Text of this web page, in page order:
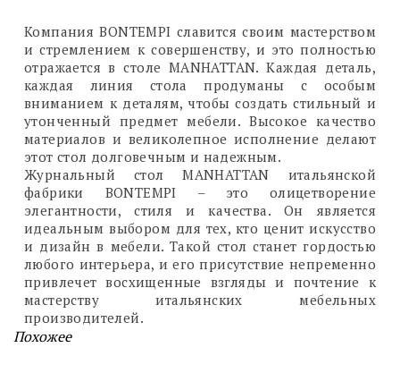
Компания BONTEMPI славится своим мастерством
и стремлением к совершенству, и это полностью
отражается в столе MANHATTAN. Каждая деталь,
каждая линия стола продуманы с особым
вниманием к деталям, чтобы создать стильный и
утонченный предмет мебели. Высокое качество
материалов и великолепное исполнение делают
этот стол долговечным и надежным.
Журнальный стол MANHATTAN итальянской
фабрики BONTEMPI – это олицетворение
элегантности, стиля и качества. Он является
идеальным выбором для тех, кто ценит искусство
и дизайн в мебели. Такой стол станет гордостью
любого интерьера, и его присутствие непременно
привлечет восхищенные взгляды и почтение к
мастерству итальянских мебельных
производителей.
Похожее